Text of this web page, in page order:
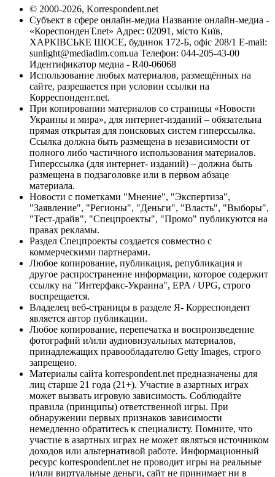
© 2000-2026, Korrespondent.net
Субъект в сфере онлайн-медиа Название онлайн-медиа -
«КореспонденТ.net» Адрес: 02091, місто Київ,
ХАРКІВСЬКЕ ШОСЕ, будинок 172-Б, офіс 208/1 E-mail:
sunlight@mediadim.com.ua Телефон: 044-205-43-00
Идентификатор медиа - R40-06068
Использование любых материалов, размещённых на
сайте, разрешается при условии ссылки на
Корреспондент.net.
При копировании материалов со страницы «Новости
Украины и мира», для интернет-изданий – обязательна
прямая открытая для поисковых систем гиперссылка.
Ссылка должна быть размещена в независимости от
полного либо частичного использования материалов.
Гиперссылка (для интернет- изданий) – должна быть
размещена в подзаголовке или в первом абзаце
материала.
Новости с пометками "Мнение", "Экспертиза",
"Заявление", "Регионы", "Деньги", "Власть", "Выборы",
"Тест-драйв", "Спецпроекты", "Промо" публикуются на
правах рекламы.
Раздел Спецпроекты создается совместно с
коммерческими партнерами.
Любое копирование, публикация, републикация и
другое распространение информации, которое содержит
ссылку на "Интерфакс-Украина", EPA / UPG, строго
воспрещается.
Владелец веб-страницы в разделе Я- Корреспондент
является автор публикации.
Любое копирование, перепечатка и воспроизведение
фотографий и/или аудиовизуальных материалов,
принадлежащих правообладателю Getty Images, строго
запрещено.
Материалы сайта korrespondent.net предназначены для
лиц старше 21 года (21+). Участие в азартных играх
может вызвать игровую зависимость. Соблюдайте
правила (принципы) ответственной игры. При
обнаружении первых признаков зависимости
немедленно обратитесь к специалисту. Помните, что
участие в азартных играх не может являться источником
доходов или альтернативой работе. Информационный
ресурс korrespondent.net не проводит игры на реальные
и/или виртуальные деньги, сайт не принимает ни в